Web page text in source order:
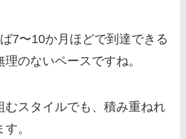
7〜10か月ほどで到達できる
のないペースですね。
むスタイルでも、積み重ねれ
。